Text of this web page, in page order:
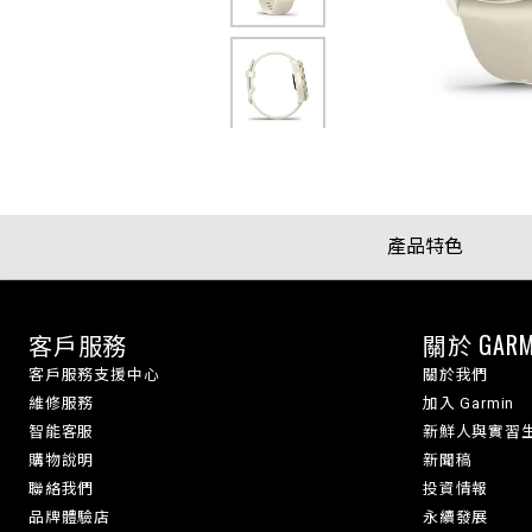
產品特色
客戶服務
客戶服務支援中心
維修服務
智能客服
購物說明
聯絡我們
品牌體驗店
關於
關於我們
加入 Garmin
新鮮人與實習
新聞稿
投資情報
永續發展